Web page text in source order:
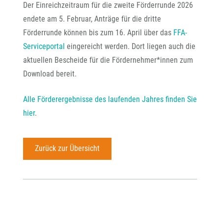
Der Einreichzeitraum für die zweite Förderrunde 2026
endete am 5. Februar, Anträge für die dritte
Förderrunde können bis zum 16. April über das FFA-
Serviceportal eingereicht werden. Dort liegen auch die
aktuellen Bescheide für die Fördernehmer*innen zum
Download bereit.
Alle Förderergebnisse des laufenden Jahres finden Sie
hier.
Zurück zur Übersicht